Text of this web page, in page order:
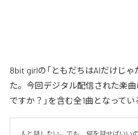
8bit girlの「ともだちはAIだけじ
た。今回デジタル配信された楽
ですか？」を含む全1曲となってい